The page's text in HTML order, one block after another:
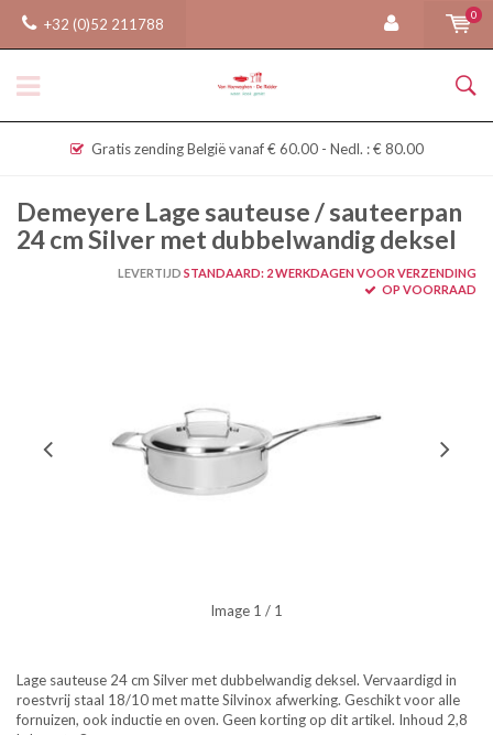
+32 (0)52 211788
0
Gratis zending België vanaf € 60.00 - Nedl. : € 80.00
Demeyere Lage sauteuse / sauteerpan
24 cm Silver met dubbelwandig deksel
LEVERTIJD STANDAARD: 2 WERKDAGEN VOOR VERZENDING
OP VOORRAAD
Image 1 / 1
Lage sauteuse 24 cm Silver met dubbelwandig deksel. Vervaardigd in
roestvrij staal 18/10 met matte Silvinox afwerking. Geschikt voor alle
fornuizen, ook inductie en oven. Geen korting op dit artikel. Inhoud 2,8